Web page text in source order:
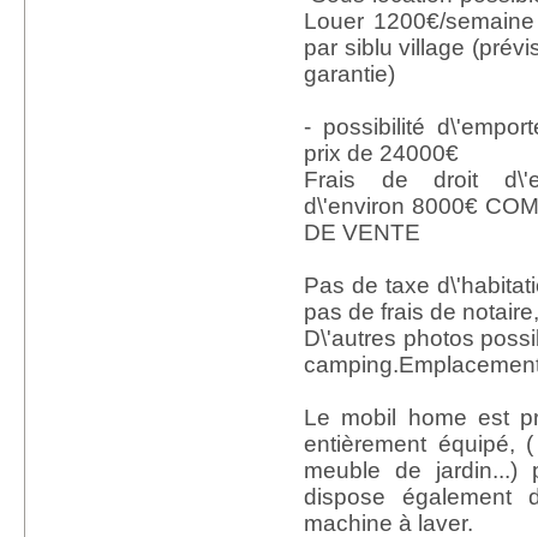
Louer 1200€/
par siblu village
garantie)
- possibilité
prix de 24000€
Frais de droit
d\'environ 8000€
DE VENTE
Pas de taxe
pas de frais de
D\'autres photos
Le mobil home est
entièrement équipé,
meuble de jardin...)
dispose également
machine à laver.